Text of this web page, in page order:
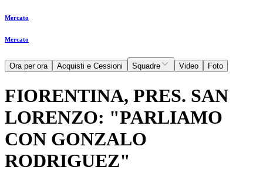
Mercato
Mercato
Ora per ora Acquisti e Cessioni Squadre Video Foto
FIORENTINA, PRES. SAN
LORENZO: "PARLIAMO
CON GONZALO
RODRIGUEZ"